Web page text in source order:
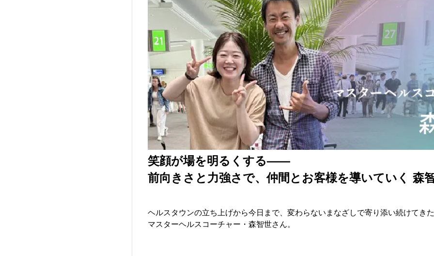
笑顔が場を明るくする——
前向きさと力強さで、仲間とお客様を導いていく 森
ヘルスタウンの立ち上げから今日まで、変わらないまなざしで寄り添い続けてき
マスターヘルスコーチャー・森智世さん。